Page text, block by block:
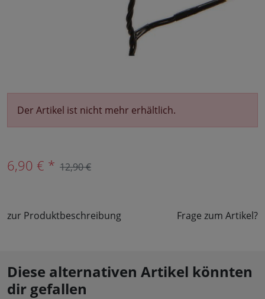
Der Artikel ist nicht mehr erhältlich.
6,90 € * 12,90 €
zur Produktbeschreibung Frage zum Artikel?
Diese alternativen Artikel könnten
dir gefallen